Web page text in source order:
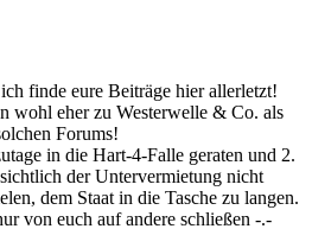
finde eure Beiträge hier allerletzt!
wohl eher zu Westerwelle & Co. als
Forums!
in die Hart-4-Falle geraten und 2.
der Untervermietung nicht
dem Staat in die Tasche zu langen.
von euch auf andere schließen -.-